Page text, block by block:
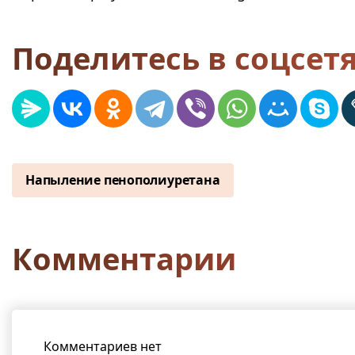
Поделитесь в
Напыление пенополиуретана
Комментарии
Комментариев нет